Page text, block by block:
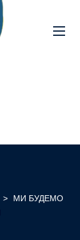
>
МИ БУДЕМО